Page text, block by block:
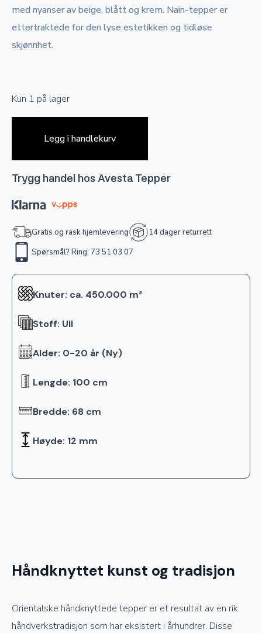
med nyanser av beige, blått og krem. Nain-tepper er
ettertraktede for den lyse estetikken og tidløse
skjønnhet.
Kun 1 på lager
Legg i handlekurv
Trygg handel hos Avesta Tepper
Gratis og rask hjemlevering
14 dager returrett
Spørsmål? Ring: 73 51 03 07
Knuter: ca. 450.000 m²
Stoff: Ull
Alder: 0-20 år (Ny)
Lengde: 100 cm
Bredde: 68 cm
Høyde: 12 mm
Håndknyttet kunst og tradisjon
Orientalske håndknyttede tepper er et resultat av en rik
håndverkstradisjon som har eksistert i århundrer. Disse